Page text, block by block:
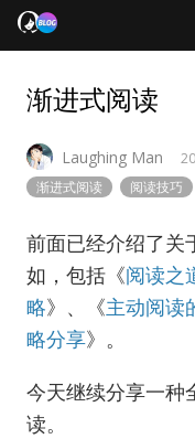
渐进式阅读
Laughing Man
渐进式阅读
阅读技巧
前面已经介绍了关
如，包括《阅读之
略》、《主动阅读
略分享》。
今天继续分享一
读。